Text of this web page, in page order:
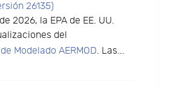
26135)
2026, la EPA de EE. UU.
del
Modelado AERMOD. Las...